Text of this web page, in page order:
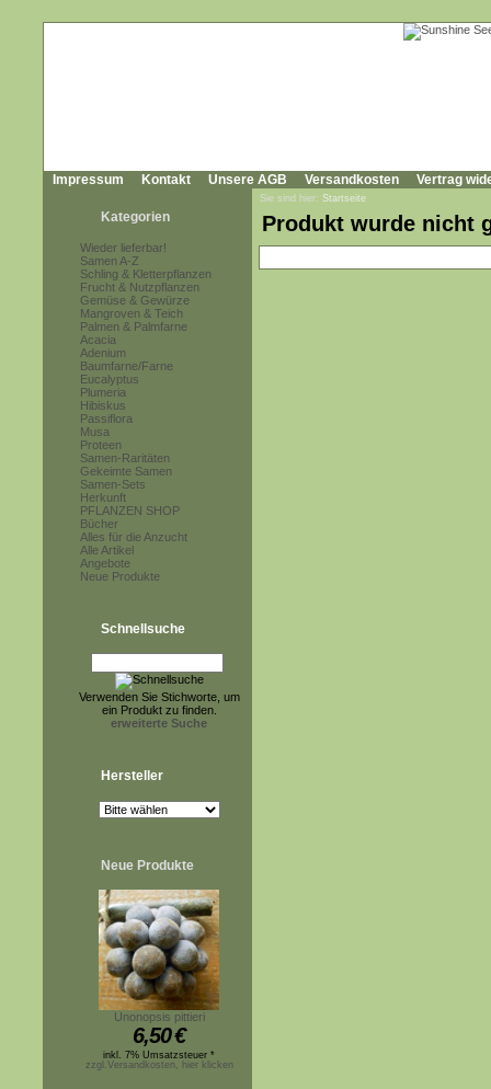
Impressum Kontakt Unsere AGB Versandkosten Vertrag
Kategorien
Wieder lieferbar!
Samen A-Z
Schling & Kletterpflanzen
Frucht & Nutzpflanzen
Gemüse & Gewürze
Mangroven & Teich
Palmen & Palmfarne
Acacia
Adenium
Baumfarne/Farne
Eucalyptus
Plumeria
Hibiskus
Passiflora
Musa
Proteen
Samen-Raritäten
Gekeimte Samen
Samen-Sets
Herkunft
PFLANZEN SHOP
Bücher
Alles für die Anzucht
Alle Artikel
Angebote
Neue Produkte
Schnellsuche
Verwenden Sie Stichworte, um
ein Produkt zu finden.
erweiterte Suche
Hersteller
Neue Produkte
Unonopsis pittieri
6,50€
inkl. 7% Umsatzsteuer *
zzgl.Versandkosten, hier klicken
Sie sind hier: Startseite
Produkt wurde nicht